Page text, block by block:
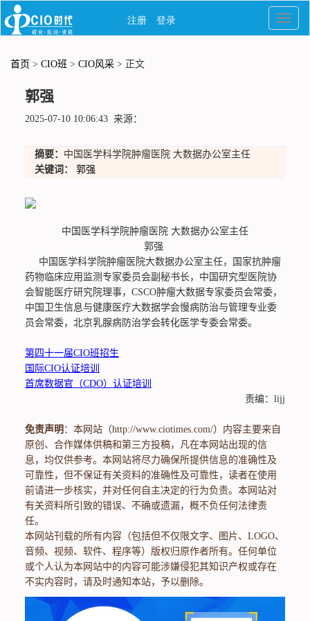
首页 > CIO班 > CIO风采 > 正文
郭强
2025-07-10 10:06:43 来源：
摘要： 中国医学科学院肿瘤医院 大数据办公室主任
关键词：
郭强
中国医学科学院肿瘤医院 大数据办公室主任
郭强
中国医学科学院肿瘤医院大数据办公室主任，国家抗肿瘤
药物临床应用监测专家委员会副秘书长，中国研究型医院协
会智能医疗研究院理事，CSCO肿瘤大数据专家委员会常委，
中国卫生信息与健康医疗大数据学会慢病防治与管理专业委
员会常委，北京乳腺病防治学会转化医学专委会常委。
第四十一届CIO班招生
国际CIO认证培训
首席数据官（CDO）认证培训
责编：lijj
免责声明 ：本网站（http://www.ciotimes.com/）内容主要来自
原创、合作媒体供稿和第三方投稿，凡在本网站出现的信
息，均仅供参考。本网站将尽力确保所提供信息的准确性及
可靠性，但不保证有关资料的准确性及可靠性，读者在使用
前请进一步核实，并对任何自主决定的行为负责。本网站对
有关资料所引致的错误、不确或遗漏，概不负任何法律责
任。
本网站刊载的所有内容（包括但不仅限文字、图片、LOGO、
音频、视频、软件、程序等）版权归原作者所有。任何单位
或个人认为本网站中的内容可能涉嫌侵犯其知识产权或存在
不实内容时，请及时通知本站，予以删除。